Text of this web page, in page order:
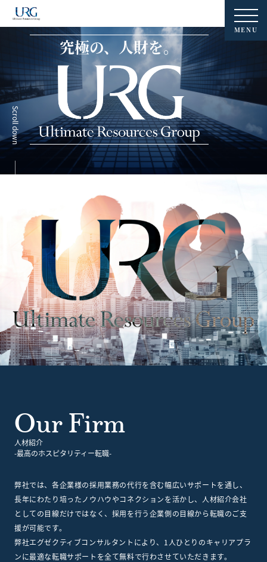
MENU
究極の、人財を。
登録１分。相談は全て無料です。
Scroll down
Our Firm
人材紹介
-最高のホスピタリティー転職-
弊社では、各企業様の採用業務の代行を含む幅広いサポートを通し、
長年にわたり培ったノウハウやコネクションを活かし、人材紹介会社
としての目線だけではなく、採用を行う企業側の目線から転職のご支
援が可能です。
弊社エグゼクティブコンサルタントにより、1人ひとりのキャリアプラ
ンに最適な転職サポートを全て無料で行わさせていただきます。